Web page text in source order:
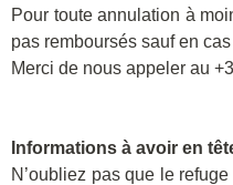
Pour toute annulation à
pas remboursés sauf en
Merci de nous appeler au
Informations à avoir en
N’oubliez pas que le